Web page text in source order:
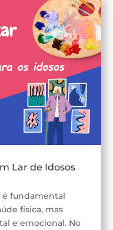
Lar de Idosos
é fundamental
física, mas
e emocional. No